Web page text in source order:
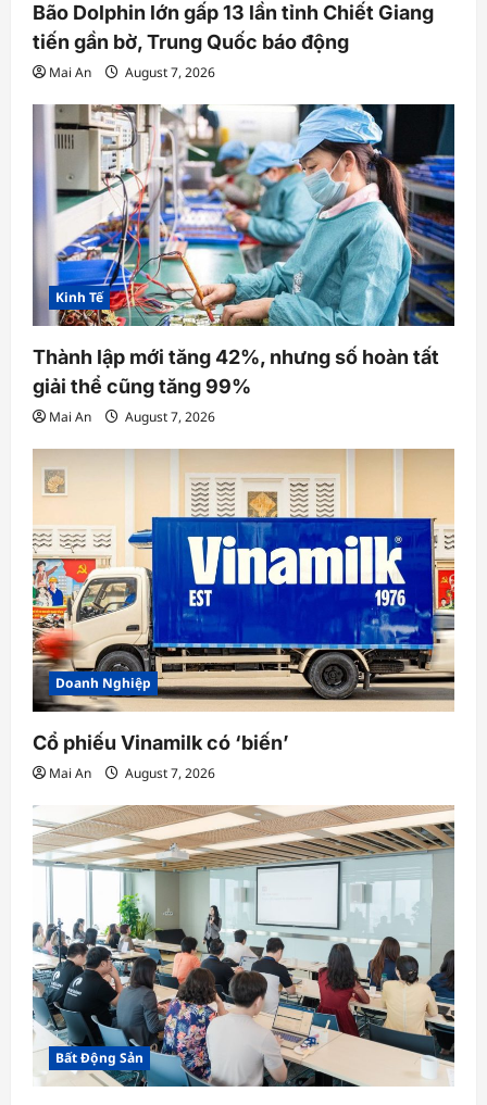
Bão Dolphin lớn gấp 13 lần tỉnh Chiết Giang
tiến gần bờ, Trung Quốc báo động
Mai An August 7, 2026
Kinh Tế
Thành lập mới tăng 42%, nhưng số hoàn tất
giải thể cũng tăng 99%
Mai An August 7, 2026
Doanh Nghiệp
Cổ phiếu Vinamilk có ‘biến’
Mai An August 7, 2026
Bất Động Sản